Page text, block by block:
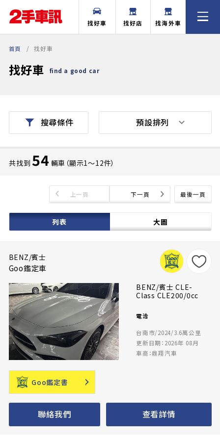
找好車 找好店 找海外車
首頁 找好車
找好車 find a good car
搜尋條件
共找到 54 輛車（顯示1〜12件）
最後一頁
上一頁 下一頁
列表 大圖
預設排列
BENZ/賓士
Goo鑑定車
BENZ/賓士 CLE-
Class CLE200/0cc
電洽
台南市/2024/3.6萬公里
更新日期：2026年 08月
車商：鼎翔汽車
Goo鑑定書
聯絡我們 查看詳情